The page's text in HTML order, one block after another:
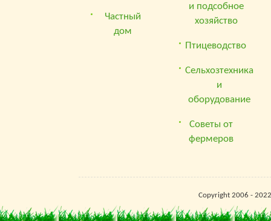
Частный
дом
и подсобное
хозяйство
Птицеводство
Сельхозтехника
и
оборудование
Советы от
фермеров
Copyright 2006 -